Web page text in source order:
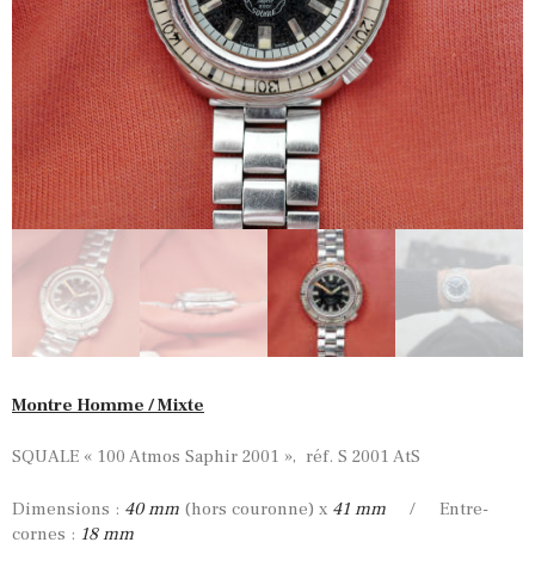
Montre Homme / Mixte
SQUALE « 100 Atmos Saphir 2001 », réf. S 2001 AtS
Dimensions : 40 mm (hors couronne) x 41 mm / Entre-
cornes : 18 mm